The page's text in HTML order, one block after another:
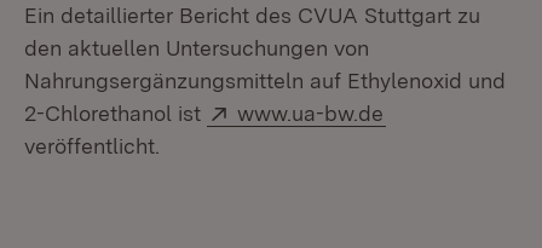
Ein detaillierter Bericht des CVUA Stuttgart zu
den aktuellen Untersuchungen von
Nahrungsergänzungsmitteln auf Ethylenoxid und
2-Chlorethanol ist
Extern:
www.ua-bw.de
veröffentlicht.